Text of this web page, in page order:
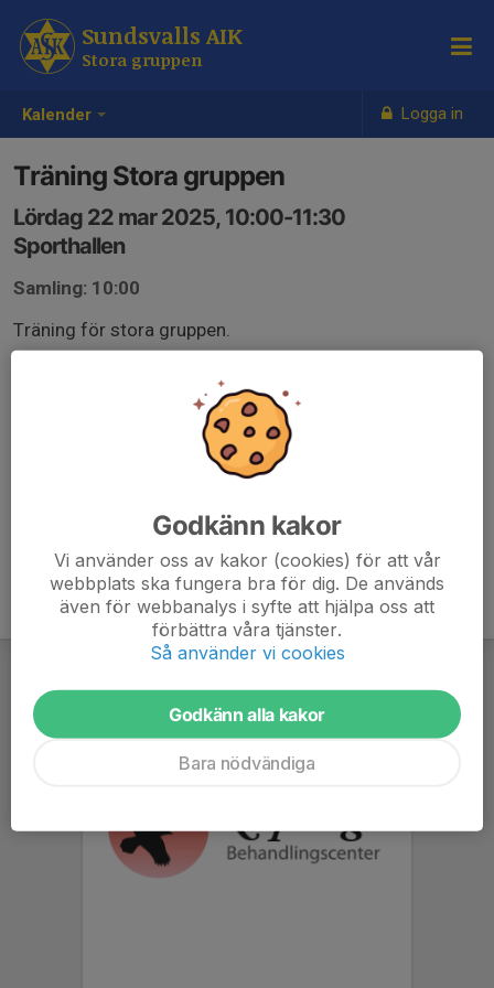
Kalender Logga in
Sundsvalls AIK
Stora gruppen
Träning Stora gruppen
Lördag 22 mar 2025, 10:00-11:30
Sporthallen
Samling: 10:00
Träning för stora gruppen.
Godkänn kakor
Vi använder oss av kakor (cookies) för att vår
webbplats ska fungera bra för dig. De används
även för webbanalys i syfte att hjälpa oss att
förbättra våra tjänster.
Så använder vi cookies
Godkänn alla kakor
Bara nödvändiga